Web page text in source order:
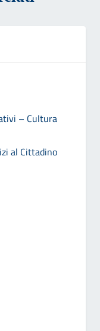
– Cultura
al Cittadino